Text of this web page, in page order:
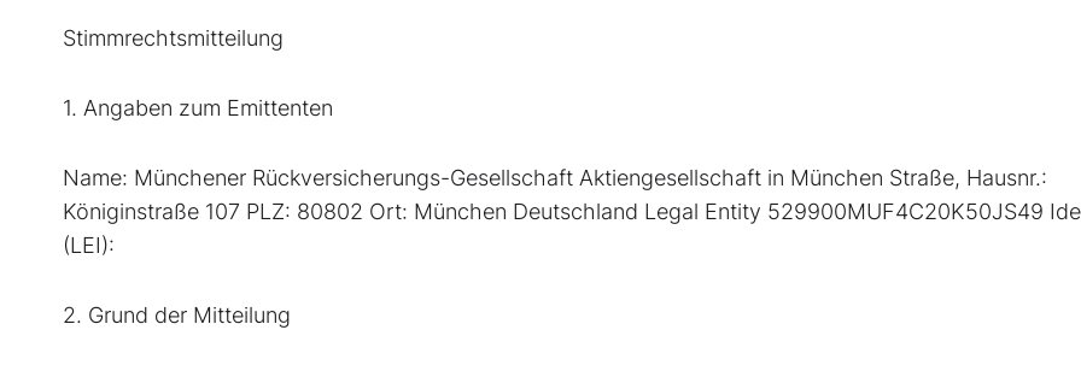
Stimmrechtsmitteilung
1. Angaben zum Emittenten
Name: Münchener Rückversicherungs-Gesellschaft Aktiengesellschaft in München Straße, Hausnr.:
Königinstraße 107 PLZ: 80802 Ort: München Deutschland Legal Entity 529900MUF4C20K50JS49
(LEI):
2. Grund der Mitteilung